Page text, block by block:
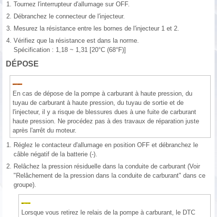
1. Tournez l′interrupteur d′allumage sur OFF.
2. Débranchez le connecteur de l′injecteur.
3. Mesurez la résistance entre les bornes de l'injecteur 1 et 2.
4. Vérifiez que la résistance est dans la norme.
Spécification : 1,18 ~ 1,31 [20°C (68°F)]
DÉPOSE
En cas de dépose de la pompe à carburant à haute pression, du
tuyau de carburant à haute pression, du tuyau de sortie et de
l'injecteur, il y a risque de blessures dues à une fuite de carburant
haute pression. Ne procédez pas à des travaux de réparation juste
après l'arrêt du moteur.
1. Réglez le contacteur d'allumage en position OFF et débranchez le
câble négatif de la batterie (-).
2. Relâchez la pression résiduelle dans la conduite de carburant (Voir
"Relâchement de la pression dans la conduite de carburant" dans ce
groupe).
Lorsque vous retirez le relais de la pompe à carburant, le DTC